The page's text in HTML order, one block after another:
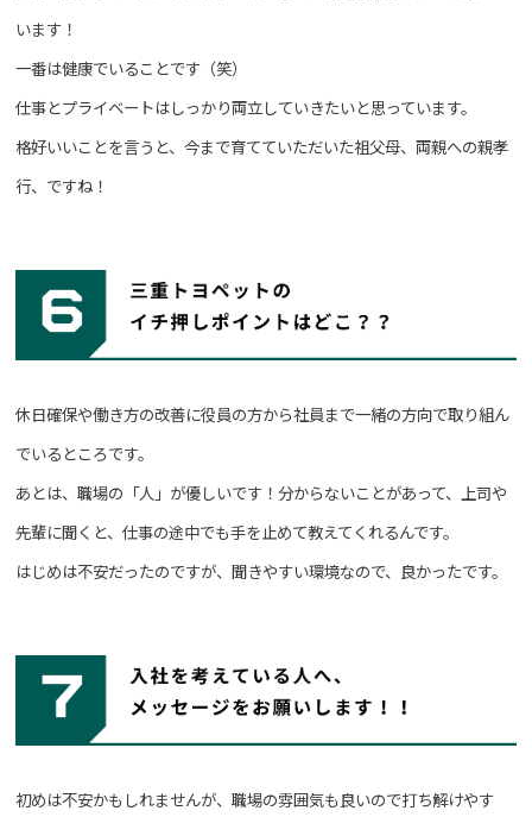
います！
一番は健康でいることです（笑）
仕事とプライベートはしっかり両立していきたいと思っています。
格好いいことを言うと、今まで育てていただいた祖父母、両親への親孝
行、ですね！
休日確保や働き方の改善に役員の方から社員まで一緒の方向で取り組ん
でいるところです。
あとは、職場の「人」が優しいです！分からないことがあって、上司や
先輩に聞くと、仕事の途中でも手を止めて教えてくれるんです。
はじめは不安だったのですが、聞きやすい環境なので、良かったです。
初めは不安かもしれませんが、職場の雰囲気も良いので打ち解けやす